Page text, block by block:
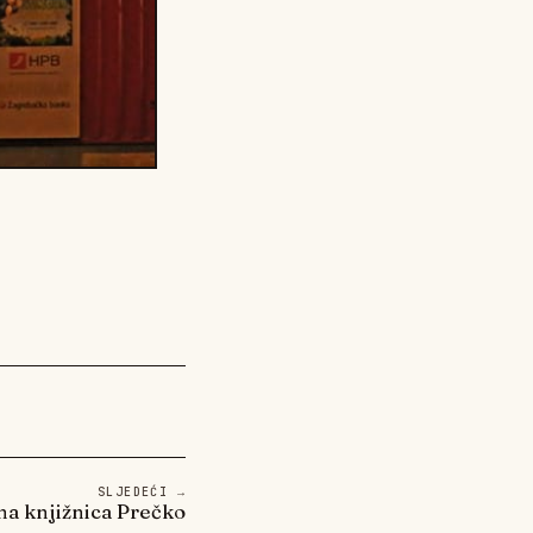
SLJEDEĆI →
knjižnica Prečko